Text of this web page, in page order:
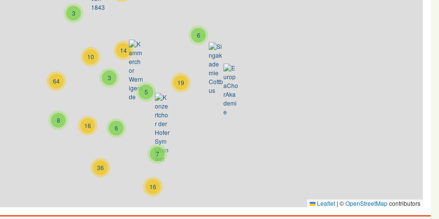
36
6
7
16
6
3
16
8
10
64
3
14
5
19
Leaflet | ©OpenStreetMapcontributors